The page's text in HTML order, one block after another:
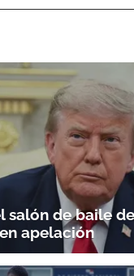
salón de baile
apelación